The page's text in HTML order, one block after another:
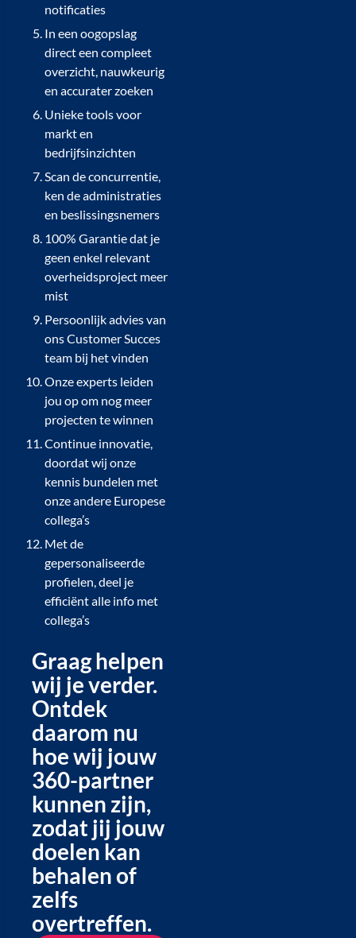
notificaties
In een oogopslag
direct een compleet
overzicht, nauwkeurig
en accurater zoeken
Unieke tools voor
markt en
bedrijfsinzichten
Scan de concurrentie,
ken de administraties
en beslissingsnemers
100% Garantie dat je
geen enkel relevant
overheidsproject meer
mist
Persoonlijk advies van
ons Customer Succes
team bij het vinden
Onze experts leiden
jou op om nog meer
projecten te winnen
Continue innovatie,
doordat wij onze
kennis bundelen met
onze andere Europese
collega’s
Met de
gepersonaliseerde
profielen, deel je
efficiënt alle info met
collega’s
Graag helpen
wij je verder.
Ontdek
daarom nu
hoe wij jouw
360-partner
kunnen zijn,
zodat jij jouw
doelen kan
behalen of
zelfs
overtreffen.